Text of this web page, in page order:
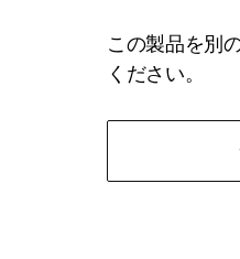
この製品を別
ください。